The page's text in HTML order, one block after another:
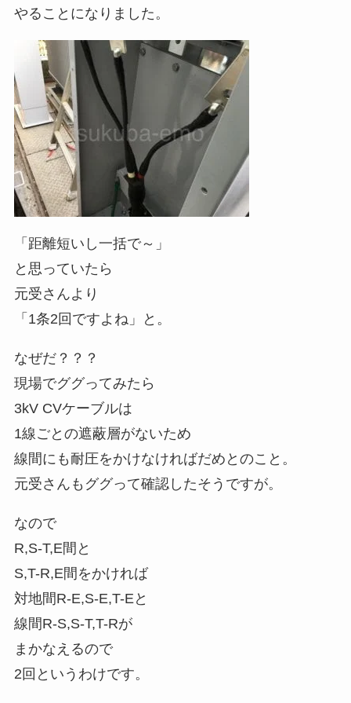
やることになりました。
「距離短いし一括で～」
と思っていたら
元受さんより
「1条2回ですよね」と。
なぜだ？？？
現場でググってみたら
3kV CVケーブルは
1線ごとの遮蔽層がないため
線間にも耐圧をかけなければだめとのこと。
元受さんもググって確認したそうですが。
なので
R,S-T,E間と
S,T-R,E間をかければ
対地間R-E,S-E,T-Eと
線間R-S,S-T,T-Rが
まかなえるので
2回というわけです。